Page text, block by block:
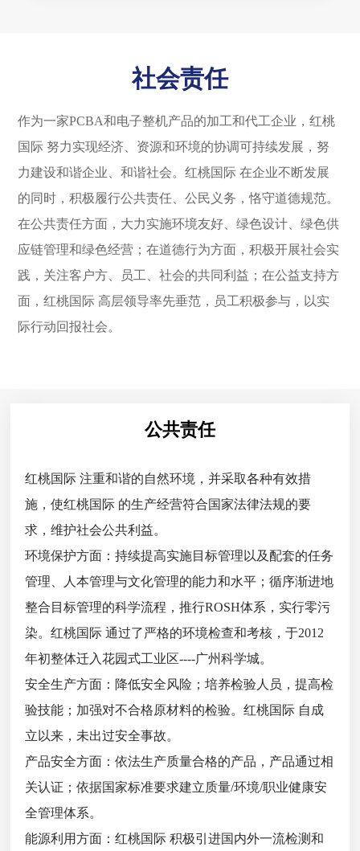
社会责任
作为一家PCBA和电子整机产品的加工和代工企业，红桃
国际 努力实现经济、资源和环境的协调可持续发展，努
力建设和谐企业、和谐社会。红桃国际 在企业不断发展
的同时，积极履行公共责任、公民义务，恪守道德规范。
在公共责任方面，大力实施环境友好、绿色设计、绿色供
应链管理和绿色经营；在道德行为方面，积极开展社会实
践，关注客户方、员工、社会的共同利益；在公益支持方
面，红桃国际 高层领导率先垂范，员工积极参与，以实
际行动回报社会。
公共责任
红桃国际 注重和谐的自然环境，并采取各种有效措
施，使红桃国际 的生产经营符合国家法律法规的要
求，维护社会公共利益。
环境保护方面：持续提高实施目标管理以及配套的任务
管理、人本管理与文化管理的能力和水平；循序渐进地
整合目标管理的科学流程，推行ROSH体系，实行零污
染。红桃国际 通过了严格的环境检查和考核，于2012
年初整体迁入花园式工业区----广州科学城。
安全生产方面：降低安全风险；培养检验人员，提高检
验技能；加强对不合格原材料的检验。红桃国际 自成
立以来，未出过安全事故。
产品安全方面：依法生产质量合格的产品，产品通过相
关认证；依据国家标准要求建立质量/环境/职业健康安
全管理体系。
能源利用方面：红桃国际 积极引进国内外一流检测和